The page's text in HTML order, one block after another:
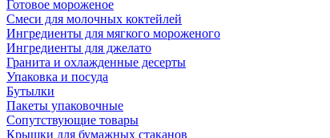
Готовое мороженое
Смеси для молочных коктейлей
Ингредиенты для мягкого мороженого
Ингредиенты для джелато
Гранита и охлажденные десерты
Упаковка и посуда
Бутылки
Пакеты упаковочные
Сопутствующие товары
Крышки для бумажных стаканов